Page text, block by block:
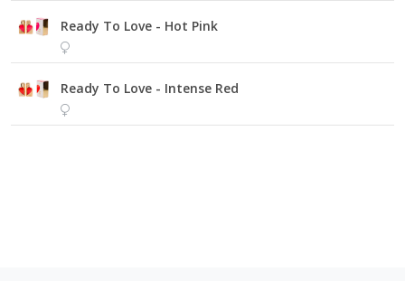
Ready To Love - Hot Pink
Ready To Love - Intense Red